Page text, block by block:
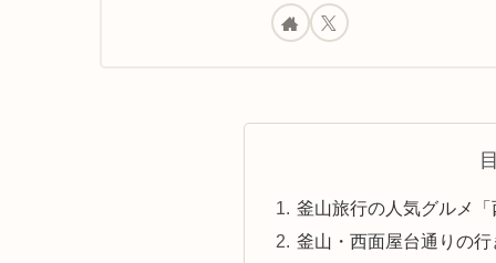
釜山旅行の人気グルメ
釜山・西面屋台通りの行